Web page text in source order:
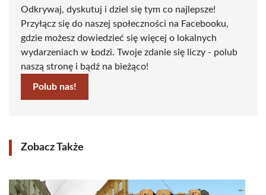
Odkrywaj, dyskutuj i dziel się tym co najlepsze!
Przyłącz się do naszej społeczności na Facebooku,
gdzie możesz dowiedzieć się więcej o lokalnych
wydarzeniach w Łodzi. Twoje zdanie się liczy - polub
naszą stronę i bądź na bieżąco!
Polub nas!
Zobacz Także